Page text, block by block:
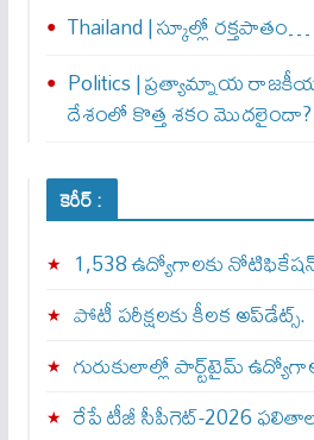
Thailand | స్కూల్లో రక్తపాతం…
Politics | ప్రత్యామ్నాయ
దేశంలో కొత్త శకం మొదలైందా?
కెరీర్ :
1,538 ఉద్యోగాలకు
పోటీ పరీక్షలకు కీలక అప్‌డేట్స్.
గురుకులాల్లో పార్ట్‌టైమ్
రేపే టీజీ సీపీగెట్‌-2026